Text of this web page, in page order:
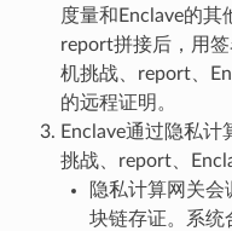
度量和Enclave的其
report拼接后，用
机挑战、report、
的远程证明。
Enclave通过隐私
挑战、report、
隐私计算网关会
块链存证。系统